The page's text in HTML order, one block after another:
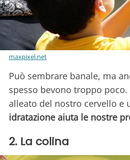
maxpixel.net
Può sembrare banale, ma
spesso bevono troppo
alleato del nostro cervello e
idratazione aiuta le nostre
2. La colina